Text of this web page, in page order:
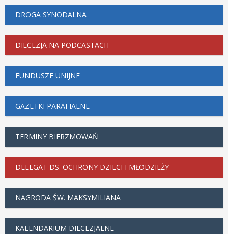
DROGA SYNODALNA
DIECEZJA NA PODCASTACH
FUNDUSZE UNIJNE
GAZETKI PARAFIALNE
TERMINY BIERZMOWAŃ
DELEGAT DS. OCHRONY DZIECI I MŁODZIEŻY
NAGRODA ŚW. MAKSYMILIANA
KALENDARIUM DIECEZJALNE